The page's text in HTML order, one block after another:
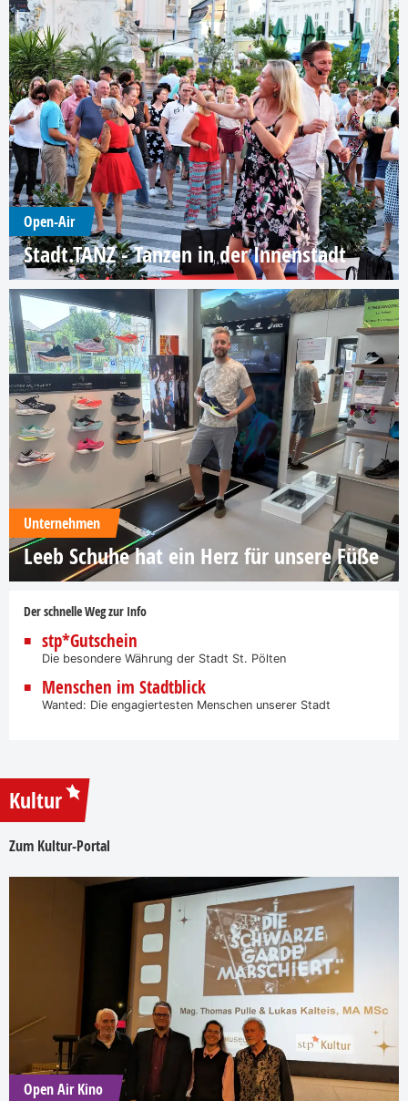
Open-Air
Stadt.TANZ - Tanzen in der Innenstadt
Unternehmen
Leeb Schuhe hat ein Herz für unsere Füße
Der schnelle Weg zur Info
stp*Gutschein
Die besondere Währung der Stadt St. Pölten
Menschen im Stadtblick
Wanted: Die engagiertesten Menschen unserer Stadt
Kultur
Zum Kultur-Portal
Open Air Kino